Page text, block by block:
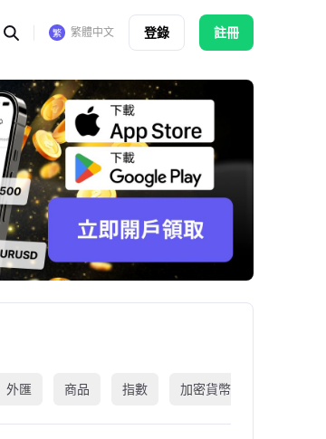
繁體中文 登錄 註冊
外匯 商品 指數 加密貨幣